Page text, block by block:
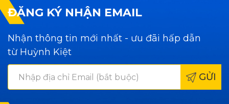
ĐĂNG KÝ NHẬN EMAIL
Nhận thông tin mới nhất - ưu đãi hấp dẫn
từ Huỳnh Kiệt
GỬI